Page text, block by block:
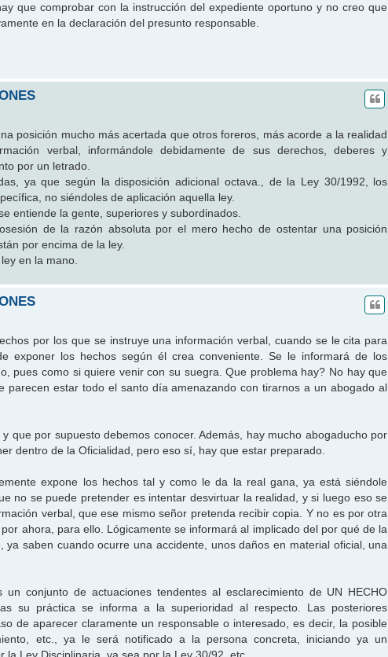
que comprobar con la instrucción del expediente oportuno y no creo que
en la declaración del presunto responsable.
posición mucho más acertada que otros foreros, más acorde a la realidad
verbal, informándole debidamente de sus derechos, deberes y
por un letrado.
ya que según la disposición adicional octava., de la Ley 30/1992, los
no siéndoles de aplicación aquella ley.
entiende la gente, superiores y subordinados.
de la razón absoluta por el mero hecho de ostentar una posición
por encima de la ley.
en la mano.
por los que se instruye una información verbal, cuando se le cita para
exponer los hechos según él crea conveniente. Se le informará de los
pues como si quiere venir con su suegra. Que problema hay? No hay que
estar todo el santo día amenazando con tirarnos a un abogado al
que por supuesto debemos conocer. Además, hay mucho abogaducho por
dentro de la Oficialidad, pero eso sí, hay que estar preparado.
expone los hechos tal y como le da la real gana, ya está siéndole
no se puede pretender es intentar desvirtuar la realidad, y si luego eso se
verbal, que ese mismo señor pretenda recibir copia. Y no es por otra
ahora, para ello. Lógicamente se informará al implicado del por qué de la
saben cuando ocurre una accidente, unos daños en material oficial, una
conjunto de actuaciones tendentes al esclarecimiento de UN HECHO
su práctica se informa a la superioridad al respecto. Las posteriores
de aparecer claramente un responsable o interesado, es decir, la posible
etc., ya le será notificado a la persona concreta, iniciando ya un
Ley Disciplinaria, ya sea por la Ley 30/92, etc.